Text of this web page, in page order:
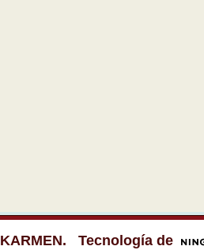
KARMEN. Tecnología de